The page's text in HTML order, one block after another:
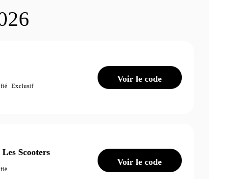
Exclusif
Voir le code
Scooters
Voir le code